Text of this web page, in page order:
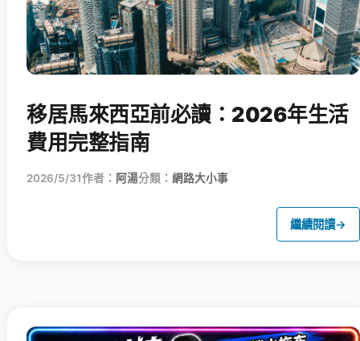
移居馬來西亞前必讀：2026年生活
費用完整指南
2026/5/31作者： 阿湯分類： 網路大小事
繼續閱讀→